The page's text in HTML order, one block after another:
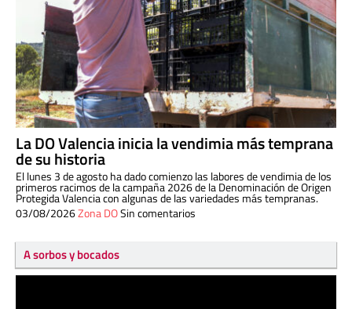
La DO Valencia inicia la vendimia más temprana
de su historia
El lunes 3 de agosto ha dado comienzo las labores de vendimia de los
primeros racimos de la campaña 2026 de la Denominación de Origen
Protegida Valencia con algunas de las variedades más tempranas.
03/08/2026Zona DOSin comentarios
A sorbos y bocados